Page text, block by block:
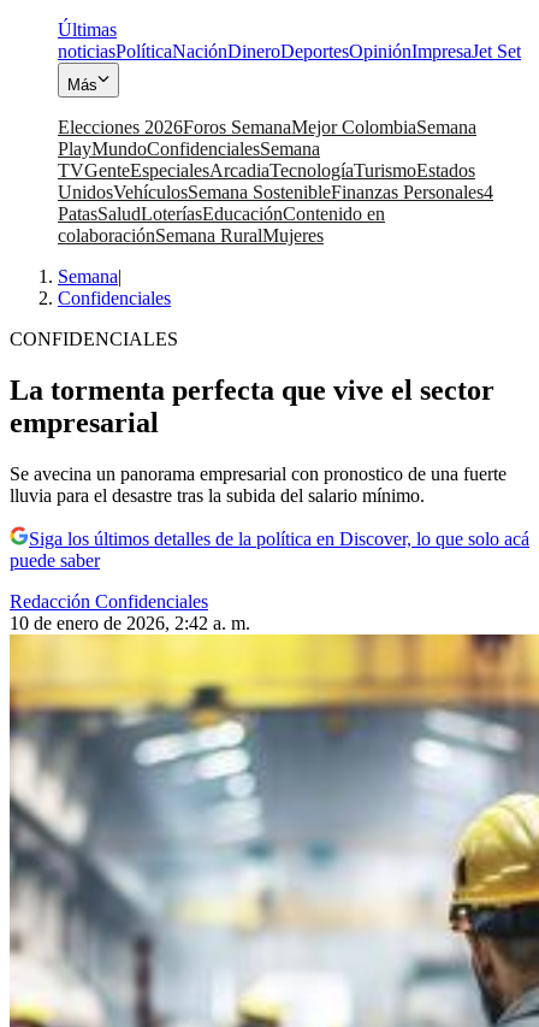
Últimas
noticiasPolíticaNaciónDineroDeportesOpiniónImpresaJet Set
Más
Elecciones 2026Foros SemanaMejor ColombiaSemana
PlayMundoConfidencialesSemana
TVGenteEspecialesArcadiaTecnologíaTurismoEstados
UnidosVehículosSemana SostenibleFinanzas Personales4
PatasSaludLoteríasEducaciónContenido en
colaboraciónSemana RuralMujeres
Semana|
Confidenciales
CONFIDENCIALES
La tormenta perfecta que vive el sector
empresarial
Se avecina un panorama empresarial con pronostico de una fuerte
lluvia para el desastre tras la subida del salario mínimo.
Siga los últimos detalles de la política en Discover, lo que solo acá
puede saber
Redacción Confidenciales
10 de enero de 2026, 2:42 a. m.